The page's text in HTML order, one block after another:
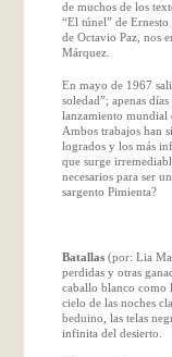
de muchos de los
“El túnel” de
de Octavio Paz, nos
Márquez.
En mayo de 1967
soledad”; apenas
lanzamiento mundial
Ambos trabajos han
logrados y los más
que surge
necesarios para ser
sargento Pimienta?
Batallas(por: Lia
perdidas y otras
caballo blanco como
cielo de las noches
beduino, las telas
infinita del desierto.